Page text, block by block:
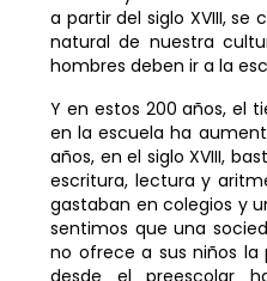
a partir del siglo XVIII,
natural de nuestra
hombres deben ir a la
Y en estos 200 años, el
en la escuela ha
años, en el siglo XVIII,
escritura, lectura y
gastaban en colegios y
sentimos que una
no ofrece a sus niños la
desde el preescolar